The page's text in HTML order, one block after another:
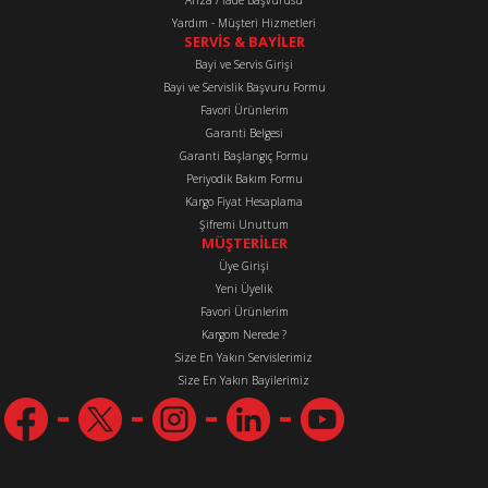
Gönder
78-1044302
Yakıt Filtresi Orta Boy 178F 178FA 6,7Hp 78-1044302
225,40 TL
Stok Kodu
Yakıt Boşaltma Civata Pulu 17151
Yakıt Boşaltma Civatası 17152
Stok Kodu
Lastik Conta Yakıt Filtre Altı 17148
Yardım - Müşteri Hizmetleri
SERVİS & BAYİLER
Bayi ve Servis Girişi
Bayi ve Servislik Başvuru Formu
Favori Ürünlerim
Garanti Belgesi
Garanti Başlangıç Formu
Periyodik Bakım Formu
Kargo Fiyat Hesaplama
Şifremi Unuttum
MÜŞTERİLER
Üye Girişi
Yeni Üyelik
Favori Ürünlerim
Kargom Nerede ?
Size En Yakın Servislerimiz
Size En Yakın Bayilerimiz